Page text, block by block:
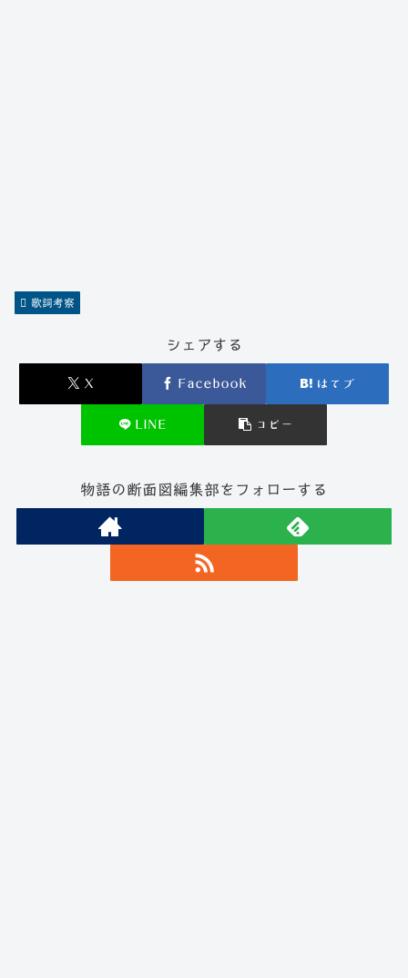
歌詞考察
シェアする
X Facebook はてブ
LINE コピー
物語の断面図編集部をフォローする